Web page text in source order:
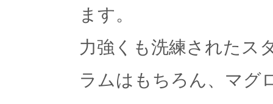
ます。
力強くも洗練されたス
ラムはもちろん、マグ